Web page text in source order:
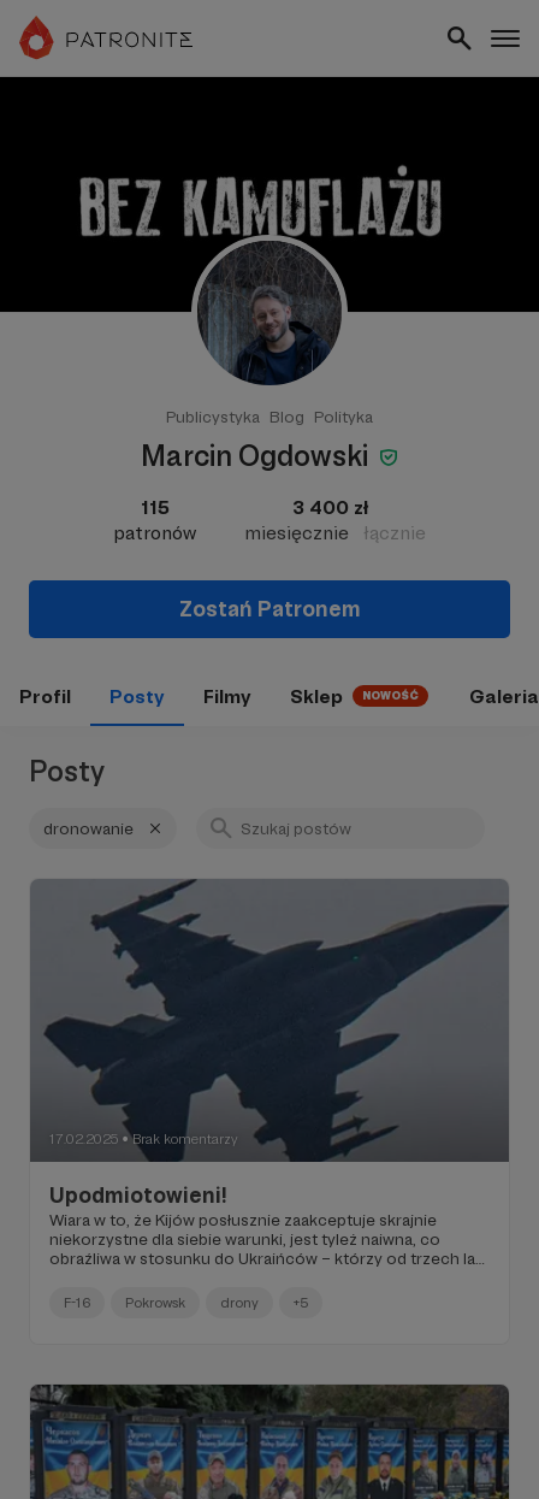
Publicystyka Blog Polityka
Marcin Ogdowski
115
patronów
3 400 zł
miesięcznie
łącznie
Zostań Patronem
Profil Posty Filmy Sklep NOWOŚĆ Galeria
Posty
dronowanie
17.02.2025 ● Brak komentarzy
Upodmiotowieni!
Wiara w to, że Kijów posłusznie zaakceptuje skrajnie
niekorzystne dla siebie warunki, jest tyleż naiwna, co
obraźliwa w stosunku do Ukraińców – którzy od trzech lat,
pozwolą.
F-16 Pokrowsk drony +5